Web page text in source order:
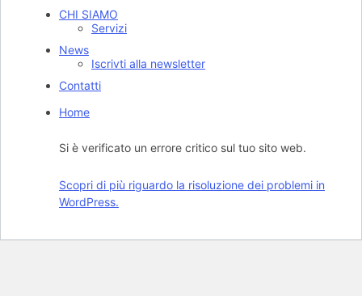
CHI SIAMO
Servizi
News
Iscrivti alla newsletter
Contatti
Home
Si è verificato un errore critico sul tuo sito web.
Scopri di più riguardo la risoluzione dei problemi in
WordPress.